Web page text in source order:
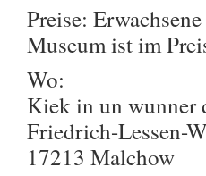
Preise:
Museum ist im
Wo:
Kiek in un wunner
Friedrich-Lessen-
17213 Malchow